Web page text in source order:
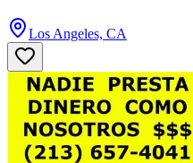
Los Angeles, CA